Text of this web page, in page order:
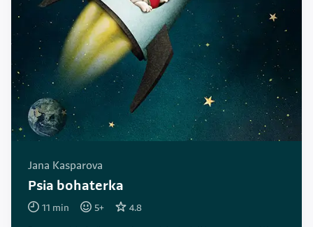
Jana Kasparova
Psia bohaterka
11 min 5+ 4.8